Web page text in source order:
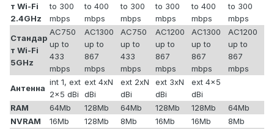
т Wi-Fi
2.4GHz
to 300
mbps
to 400
mbps
to 300
mbps
to 300
mbps
to 400
mbps
to 300
mbps
Стандар
т Wi-Fi
5GHz
AC750
up to
433
mbps
AC1300
up to
867
mbps
AC750
up to
433
mbps
AC1200
up to
867
mbps
AC1300
up to
867
mbps
AC1200
up to
867
mbps
Антенна
int 1, ext
2x5 dBi
ext 4xN
dBi
ext 2xN
dBi
ext 3xN
dBi
ext 4x5
dBi
RAM
64Mb 128Mb 64Mb 128Mb 128Mb
64Mb
NVRAM
16Mb 128Mb 8Mb 16Mb 16Mb
8Mb